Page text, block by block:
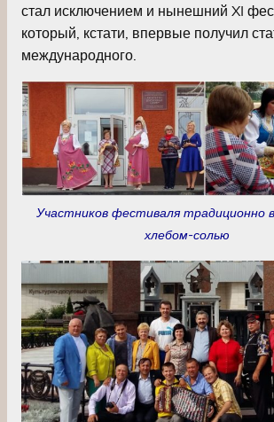
стал исключением и нынешний XI
который, кстати, впервые получил
международного.
Участников фестиваля традиционно
хлебом-солью